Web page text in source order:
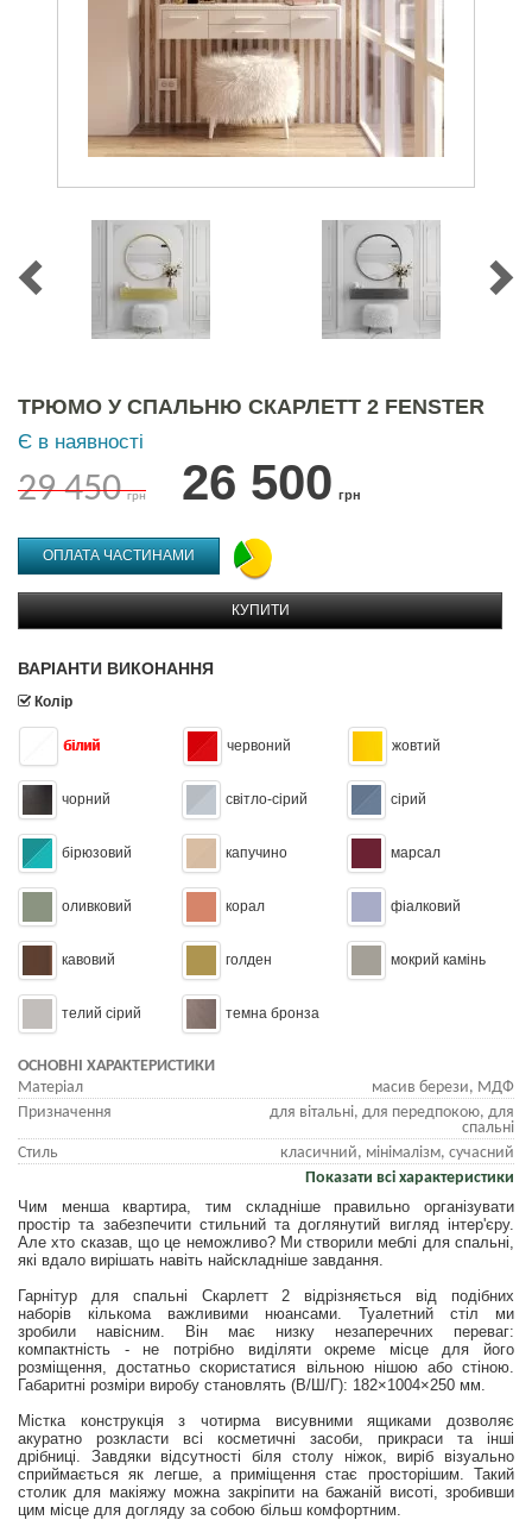
ТРЮМО У СПАЛЬНЮ СКАРЛЕТТ 2 FENSTER
Є в наявності
29 450 грн 26 500 грн
ОПЛАТА ЧАСТИНАМИ
КУПИТИ
ВАРІАНТИ ВИКОНАННЯ
Колір
білий червоний жовтий
чорний світло-сірий сірий
бірюзовий капучино марсал
оливковий корал фіалковий
кавовий голден мокрий камінь
телий сірий темна бронза
ОСНОВНІ ХАРАКТЕРИСТИКИ
Матеріал
масив берези, МДФ
Призначення
для вітальні, для передпокою, для
спальні
Стиль
класичний, мінімалізм, сучасний
Показати всі характеристики
Чим менша квартира, тим складніше правильно організувати
простір та забезпечити стильний та доглянутий вигляд інтер'єру.
Але хто сказав, що це неможливо? Ми створили меблі для спальні,
які вдало вирішать навіть найскладніше завдання.
Гарнітур для спальні Скарлетт 2 відрізняється від подібних
наборів кількома важливими нюансами. Туалетний стіл ми
зробили навісним. Він має низку незаперечних переваг:
компактність - не потрібно виділяти окреме місце для його
розміщення, достатньо скористатися вільною нішою або стіною.
Габаритні розміри виробу становлять (В/Ш/Г): 182×1004×250 мм.
Містка конструкція з чотирма висувними ящиками дозволяє
акуратно розкласти всі косметичні засоби, прикраси та інші
дрібниці. Завдяки відсутності біля столу ніжок, виріб візуально
сприймається як легше, а приміщення стає просторішим. Такий
столик для макіяжу можна закріпити на бажаній висоті, зробивши
цим місце для догляду за собою більш комфортним.